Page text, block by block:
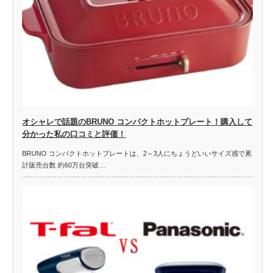
オシャレで話題のBRUNO コンパクトホットプレート！購入して
分かった私の口コミと評価！
BRUNO コンパクトホットプレートは、2～3人にちょうどいいサイズ感で累
計販売台数 約60万台突破…